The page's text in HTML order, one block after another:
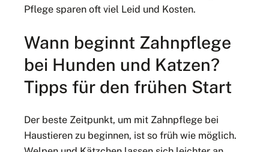
Pflege sparen oft viel Leid und Kosten.
Wann beginnt Zahnpflege
bei Hunden und Katzen?
Tipps für den frühen Start
Der beste Zeitpunkt, um mit Zahnpflege bei
Haustieren zu beginnen, ist so früh wie möglich.